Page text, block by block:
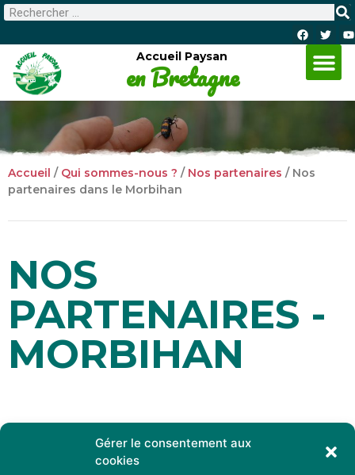
Gérer le consentement aux
cookies
Accueil Paysan
en Bretagne
Accueil / Qui sommes-nous ? / Nos partenaires / Nos
partenaires dans le Morbihan
NOS
PARTENAIRES -
MORBIHAN
Mentions légales
Politique de confidentialité